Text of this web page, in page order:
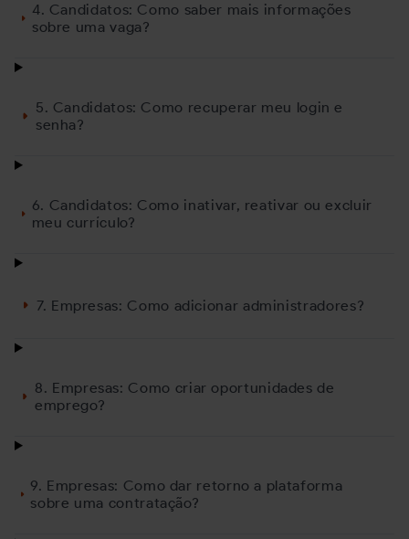
4. Candidatos: Como saber mais informações
sobre uma vaga?
5. Candidatos: Como recuperar meu login e
senha?
6. Candidatos: Como inativar, reativar ou excluir
meu currículo?
7. Empresas: Como adicionar administradores?
8. Empresas: Como criar oportunidades de
emprego?
9. Empresas: Como dar retorno a plataforma
sobre uma contratação?